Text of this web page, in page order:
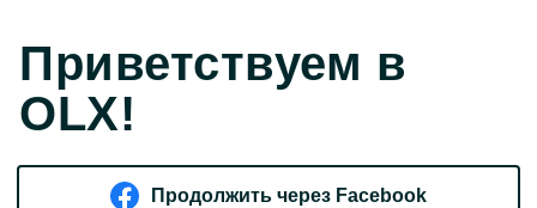
Приветствуем в
OLX!
Продолжить через Facebook